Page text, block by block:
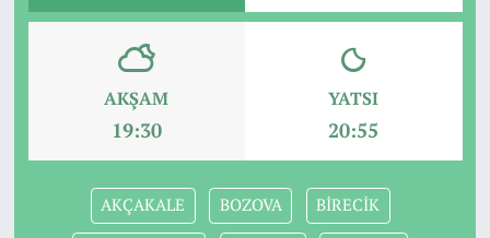
AKŞAM
19:30
YATSI
20:55
AKÇAKALE BOZOVA BİRECİK